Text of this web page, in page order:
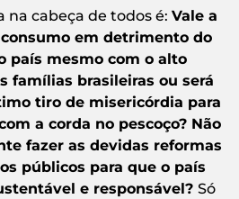
cabeça de todos é: Vale a
em detrimento do
país mesmo com o alto
famílias brasileiras ou será
tiro de misericórdia para
a corda no pescoço? Não
fazer as devidas reformas
públicos para que o país
e responsável? Só